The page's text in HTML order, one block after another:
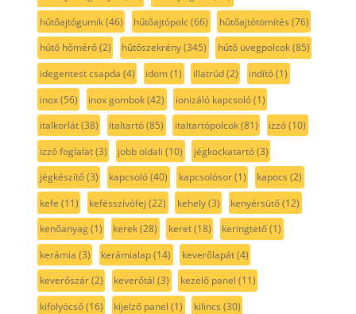
hűtőajtógumik(46) hűtőajtópolc(66) hűtőajtótömítés (76)
hűtő hőmérő(2) hűtőszekrény(345) hűtő üvegpolcok(85)
idegentest csapda (4) idom(1) illatrúd(2) indító(1)
inox(56) inox gombok(42) ionizáló kapcsoló(1)
italkorlát(38) italtartó(85) italtartópolcok(81) izzó(10)
izzó foglalat(3) jobb oldali (10) jégkockatartó(3)
jégkészítő(3) kapcsoló(40) kapcsolósor(1) kapocs (2)
kefe (11) kefésszívófej (22) kehely(3) kenyérsütő(12)
kenőanyag(1) kerek(28) keret(18) keringtető(1)
kerámia (3) kerámialap(14) keverőlapát(4)
keverőszár(2) keverőtál (3) kezelő panel (11)
kifolyócső(16) kijelző panel (1) kilincs (30)